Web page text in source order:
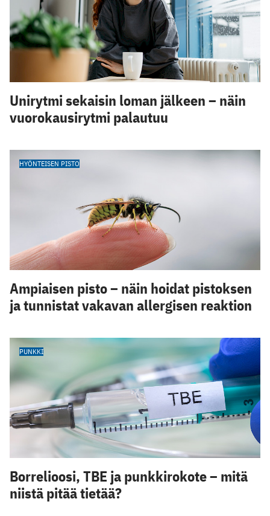
Unirytmi sekaisin loman jälkeen – näin
vuorokausirytmi palautuu
HYÖNTEISEN PISTO
Ampiaisen pisto – näin hoidat pistoksen
ja tunnistat vakavan allergisen reaktion
PUNKKI
Borrelioosi, TBE ja punkkirokote – mitä
niistä pitää tietää?